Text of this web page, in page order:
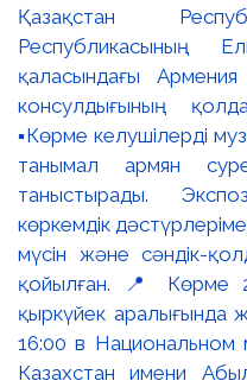
Қазақстан
Республикасының
қаласындағы Армения
консулдығының
▪️Көрме келушілерді
танымал армян
таныстырады.
көркемдік
мүсін және сәндік-
қойылған. 📍 Көрме
қыркүйек аралығында
16:00 в Национальном
Казахстан имени